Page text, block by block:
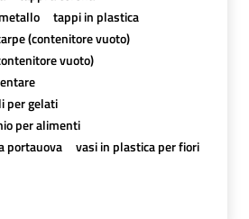
tappi in plastica
(contenitore vuoto)
vuoto)
per gelati
per alimenti
portauova
vasi in plastica per fiori